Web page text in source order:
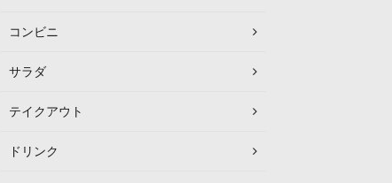
コンビニ
サラダ
テイクアウト
ドリンク